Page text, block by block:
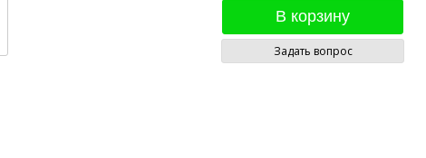
Задать вопрос